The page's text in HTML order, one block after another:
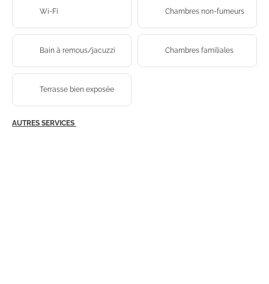
Wi-Fi Chambres non-fumeurs
Bain à remous/jacuzzi Chambres familiales
Terrasse bien exposée
AUTRES SERVICES